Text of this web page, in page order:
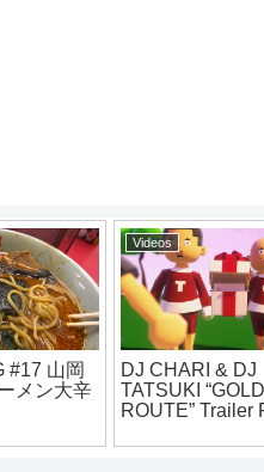
Videos
MOON CHILD – “PTF”
Official Music Video